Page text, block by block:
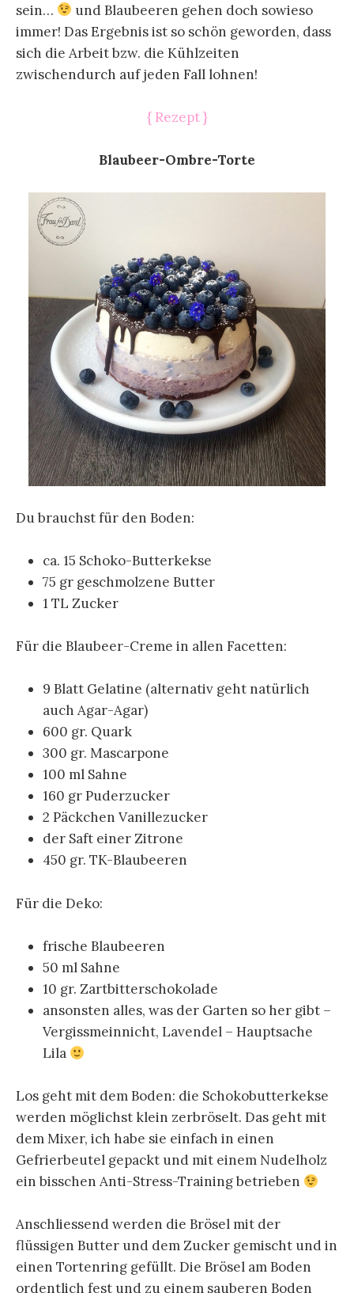
sein…
und Blaubeeren gehen doch sowieso
immer! Das Ergebnis ist so schön geworden, dass
sich die Arbeit bzw. die Kühlzeiten
zwischendurch auf jeden Fall lohnen!
{ Rezept }
Blaubeer-Ombre-Torte
Du brauchst für den Boden:
ca. 15 Schoko-Butterkekse
75 gr geschmolzene Butter
1 TL Zucker
Für die Blaubeer-Creme in allen Facetten:
9 Blatt Gelatine (alternativ geht natürlich
auch Agar-Agar)
600 gr. Quark
300 gr. Mascarpone
100 ml Sahne
160 gr Puderzucker
2 Päckchen Vanillezucker
der Saft einer Zitrone
450 gr. TK-Blaubeeren
Für die Deko:
frische Blaubeeren
50 ml Sahne
10 gr. Zartbitterschokolade
ansonsten alles, was der Garten so her gibt –
Vergissmeinnicht, Lavendel – Hauptsache
Lila
Los geht mit dem Boden: die Schokobutterkekse
werden möglichst klein zerbröselt. Das geht mit
dem Mixer, ich habe sie einfach in einen
Gefrierbeutel gepackt und mit einem Nudelholz
ein bisschen Anti-Stress-Training betrieben
Anschliessend werden die Brösel mit der
flüssigen Butter und dem Zucker gemischt und in
einen Tortenring gefüllt. Die Brösel am Boden
ordentlich fest und zu einem sauberen Boden